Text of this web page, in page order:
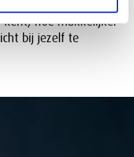
maximaal
hoe makkelijker
bij jezelf te